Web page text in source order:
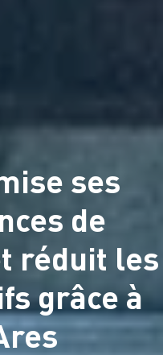
ses
de
réduit les
grâce à